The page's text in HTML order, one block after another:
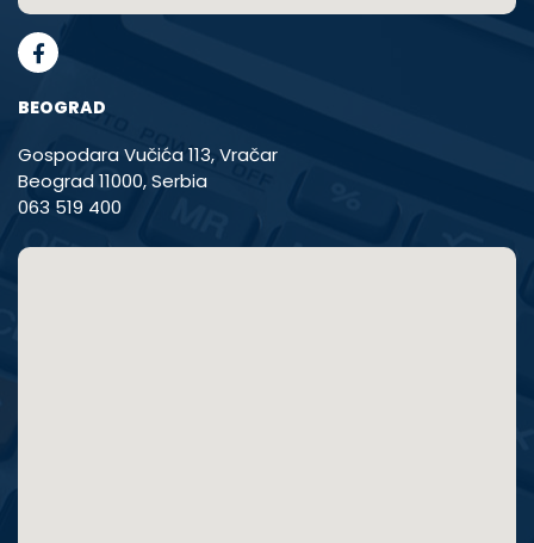
BEOGRAD
Gospodara Vučića 113, Vračar
Beograd 11000, Serbia
063 519 400